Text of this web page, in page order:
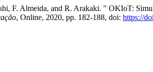
F. Almeida, and R. Arakaki. " OKIoT:
, Online, 2020, pp. 182-188, doi: https://